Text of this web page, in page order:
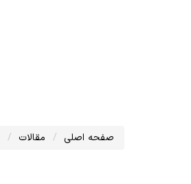
صفحه اصلی مقالات